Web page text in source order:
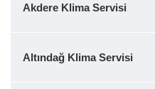
Akdere Klima Servisi
Altındağ Klima Servisi